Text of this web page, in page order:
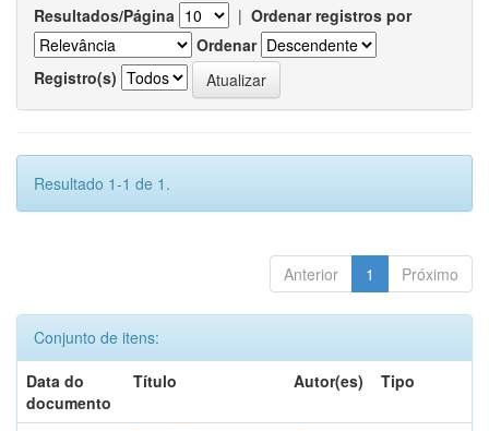
Resultados/Página | Ordenar registros por
Ordenar
Registro(s)
Resultado 1-1 de 1.
Anterior 1 Próximo
Conjunto de itens:
Data do
documento
Título Autor(es) Tipo